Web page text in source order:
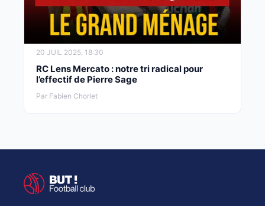
20 JUIL 2025, 18:30
RC Lens Mercato : notre tri radical pour
l’effectif de Pierre Sage
Par Fabien Chorlet